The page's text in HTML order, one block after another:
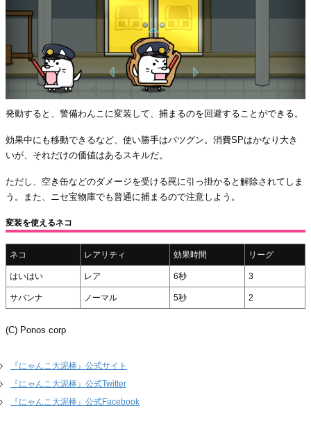
発動すると、警備わんこに変装して、捕まるのを回避することができる。
効果中にも移動できるなど、使い勝手はバツグン。消費SPはかなり大き
いが、それだけの価値はあるスキルだ。
ただし、空き缶などのダメージを受ける罠に引っ掛かると解除されてしま
う。また、ニセ宝物庫でも普通に捕まるので注意しよう。
変装を使えるネコ
ネコ レアリティ 効果時間 リーグ
はいはい レア 6秒 3
サバンナ ノーマル 5秒 2
(C) Ponos corp
『にゃんこ大泥棒』公式サイト
『にゃんこ大泥棒』公式Twitter
『にゃんこ大泥棒』公式Facebook